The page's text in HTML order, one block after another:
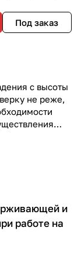
Под заказ
с высоты
не реже,
и
работе на